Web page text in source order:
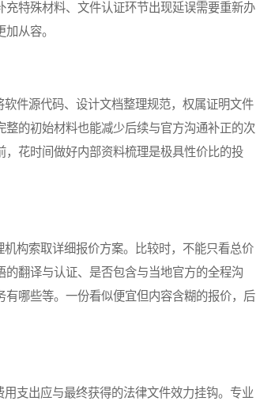
特殊材料、文件认证环节出现延误需要重新办
从容。
件源代码、设计文档整理规范，权属证明文件
的初始材料也能减少后续与官方沟通补正的次
花时间做好内部资料梳理是极具性价比的投
构索取详细报价方案。比较时，不能只看总价
翻译与认证、是否包含与当地官方的全程沟
哪些等。一份看似便宜但内容含糊的报价，后
支出应与最终获得的法律文件效力挂钩。专业